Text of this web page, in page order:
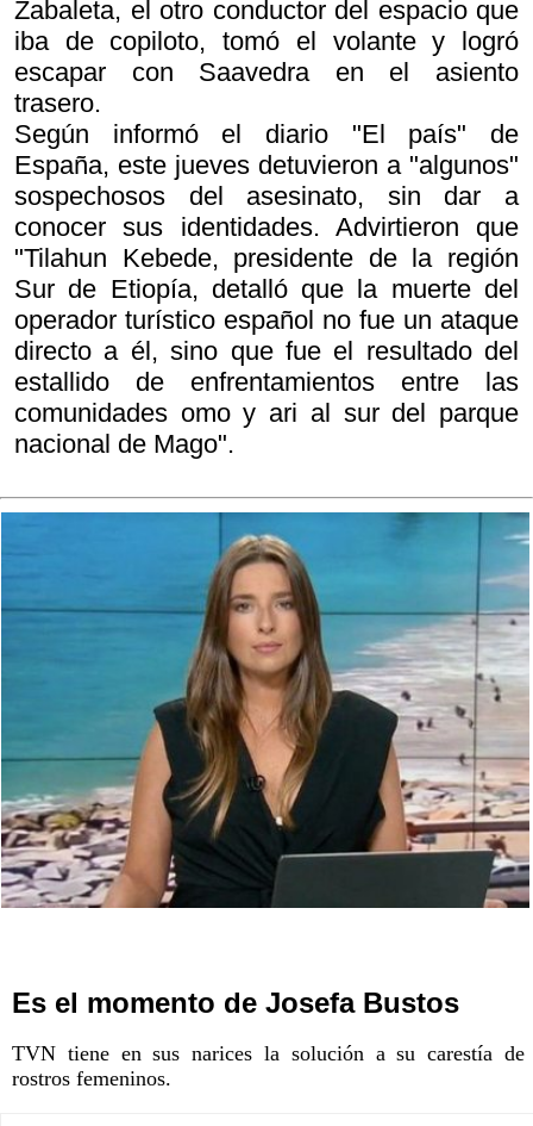
Zabaleta, el otro conductor del espacio que
iba de copiloto, tomó el volante y logró
escapar con Saavedra en el asiento
trasero.
Según informó el diario "El país" de
España, este jueves detuvieron a "algunos"
sospechosos del asesinato, sin dar a
conocer sus identidades. Advirtieron que
"Tilahun Kebede, presidente de la región
Sur de Etiopía, detalló que la muerte del
operador turístico español no fue un ataque
directo a él, sino que fue el resultado del
estallido de enfrentamientos entre las
comunidades omo y ari al sur del parque
nacional de Mago".
Es el momento de Josefa Bustos
TVN tiene en sus narices la solución a su carestía de
rostros femeninos.